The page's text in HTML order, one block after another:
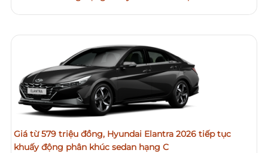
Giá từ 579 triệu đồng, Hyundai Elantra 2026 tiếp tục
khuấy động phân khúc sedan hạng C